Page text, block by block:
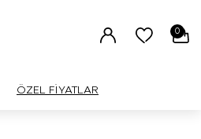
0
ÖZEL FİYATLAR